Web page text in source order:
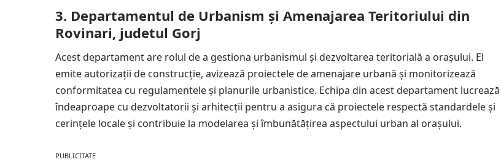
3. Departamentul de Urbanism și Amenajarea Teritoriului din
Rovinari, judetul Gorj
Acest departament are rolul de a gestiona urbanismul și dezvoltarea teritorială a orașului. El
emite autorizații de construcție, avizează proiectele de amenajare urbană și monitorizează
conformitatea cu regulamentele și planurile urbanistice. Echipa din acest departament lucrează
îndeaproape cu dezvoltatorii și arhitecții pentru a asigura că proiectele respectă standardele și
cerințele locale și contribuie la modelarea și îmbunătățirea aspectului urban al orașului.
PUBLICITATE